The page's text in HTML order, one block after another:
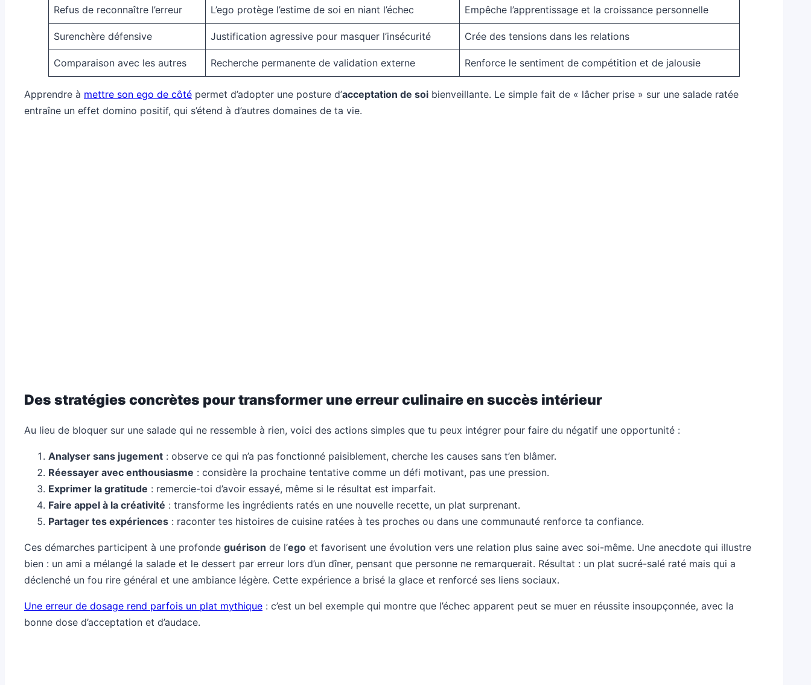
Refus de reconnaître l’erreur L’ego protège l’estime de soi en niant l’échec Empêche l’apprentissage et la croissance personnelle
Surenchère défensive Justification agressive pour masquer l’insécurité Crée des tensions dans les relations
Comparaison avec les autres Recherche permanente de validation externe Renforce le sentiment de compétition et de jalousie
Apprendre à mettre son ego de côté permet d’adopter une posture d’acceptation de soi bienveillante. Le simple fait de « lâcher prise » sur une salade ratée
entraîne un effet domino positif, qui s’étend à d’autres domaines de ta vie.
Des stratégies concrètes pour transformer une erreur culinaire en succès intérieur
Au lieu de bloquer sur une salade qui ne ressemble à rien, voici des actions simples que tu peux intégrer pour faire du négatif une opportunité :
Analyser sans jugement : observe ce qui n’a pas fonctionné paisiblement, cherche les causes sans t’en blâmer.
Réessayer avec enthousiasme : considère la prochaine tentative comme un défi motivant, pas une pression.
Exprimer la gratitude : remercie-toi d’avoir essayé, même si le résultat est imparfait.
Faire appel à la créativité : transforme les ingrédients ratés en une nouvelle recette, un plat surprenant.
Partager tes expériences : raconter tes histoires de cuisine ratées à tes proches ou dans une communauté renforce ta confiance.
Ces démarches participent à une profonde guérison de l’ego et favorisent une évolution vers une relation plus saine avec soi-même. Une anecdote qui illustre
bien : un ami a mélangé la salade et le dessert par erreur lors d’un dîner, pensant que personne ne remarquerait. Résultat : un plat sucré-salé raté mais qui a
déclenché un fou rire général et une ambiance légère. Cette expérience a brisé la glace et renforcé ses liens sociaux.
Une erreur de dosage rend parfois un plat mythique : c’est un bel exemple qui montre que l’échec apparent peut se muer en réussite insoupçonnée, avec la
bonne dose d’acceptation et d’audace.